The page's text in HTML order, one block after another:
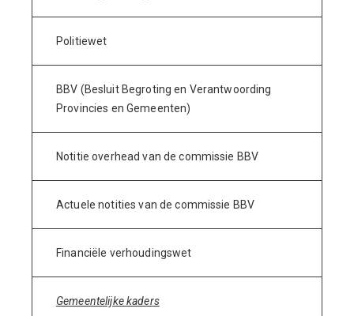
Politiewet
BBV (Besluit Begroting en Verantwoording
Provincies en Gemeenten)
Notitie overhead van de commissie BBV
Actuele notities van de commissie BBV
Financiële verhoudingswet
Gemeentelijke kaders